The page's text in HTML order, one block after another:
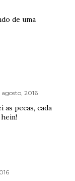
de uma
2016
as pecas, cada